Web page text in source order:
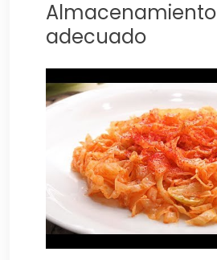
Almacenamiento
adecuado